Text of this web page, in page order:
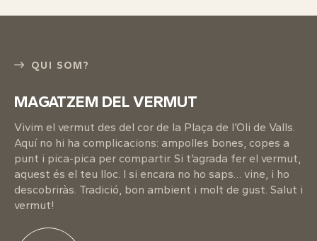
QUI SOM?
MAGATZEM DEL VERMUT
Vivim el vermut des del cor de la Plaça de l’Oli de Valls.
Aquí no hi ha complicacions: ampolles bones, copes a
punt i pica-pica per compartir. Si t’agrada fer el vermut,
aquest és el teu lloc. I si encara no ho saps… vine, i ho
descobriràs. Tradició, bon ambient i molt de gust. Salut i
vermut!